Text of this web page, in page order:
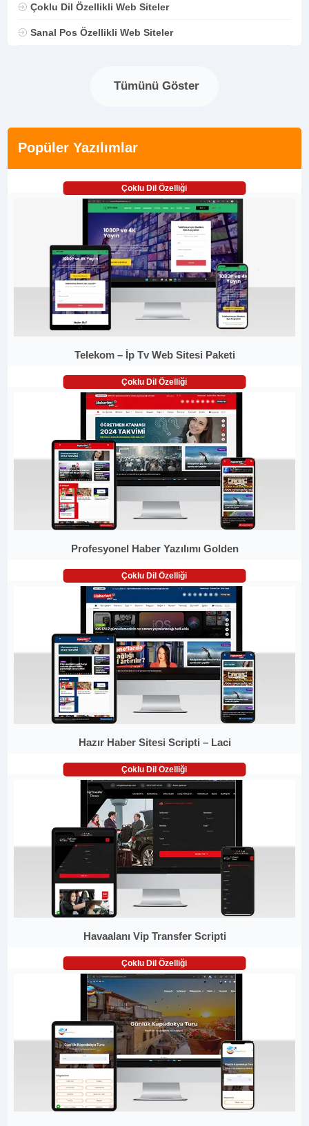
Çoklu Dil Özellikli Web Siteler
Sanal Pos Özellikli Web Siteler
Tümünü Göster
Popüler Yazılımlar
Çoklu Dil Özelliği
Telekom – İp Tv Web Sitesi Paketi
Çoklu Dil Özelliği
Profesyonel Haber Yazılımı Golden
Çoklu Dil Özelliği
Hazır Haber Sitesi Scripti – Laci
Çoklu Dil Özelliği
Havaalanı Vip Transfer Scripti
Çoklu Dil Özelliği